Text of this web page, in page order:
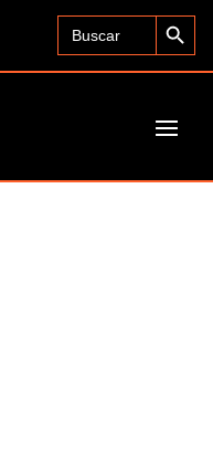
Search
for:
Search Button